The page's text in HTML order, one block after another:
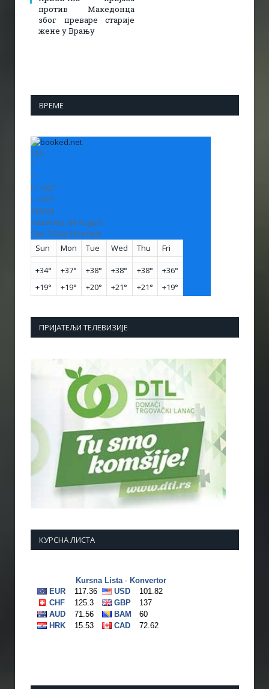
против Македонца
због преваре старије
жене у Врању
ВРЕМЕ
+33
°
C
H: +33°
L: +20°
Vranje
Saturday, 08 August
See 7-Day Forecast
Sun
Mon Tue Wed Thu Fri
+34° +37° +38° +38° +38° +36°
+19° +19° +20° +21° +21° +19°
ПРИЈАТЕЉИ ТЕЛЕВИЗИЈЕ
КУРСНА ЛИСТА